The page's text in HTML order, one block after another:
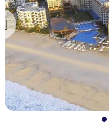
Previous